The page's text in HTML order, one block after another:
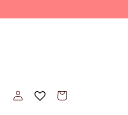
Войти Корзина